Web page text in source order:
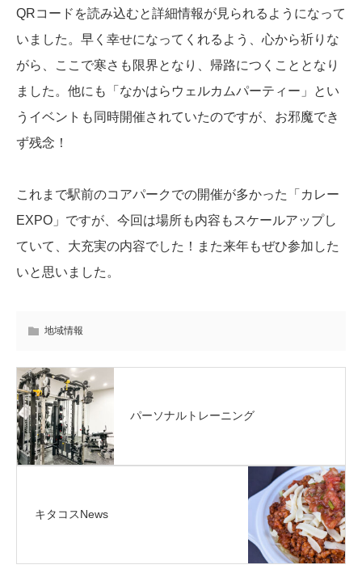
QRコードを読み込むと詳細情報が見られるようになって
いました。早く幸せになってくれるよう、心から祈りな
がら、ここで寒さも限界となり、帰路につくこととなり
ました。他にも「なかはらウェルカムパーティー」とい
うイベントも同時開催されていたのですが、お邪魔でき
ず残念！
これまで駅前のコアパークでの開催が多かった「カレー
EXPO」ですが、今回は場所も内容もスケールアップし
ていて、大充実の内容でした！また来年もぜひ参加した
いと思いました。
地域情報
パーソナルトレーニング
キタコスNews